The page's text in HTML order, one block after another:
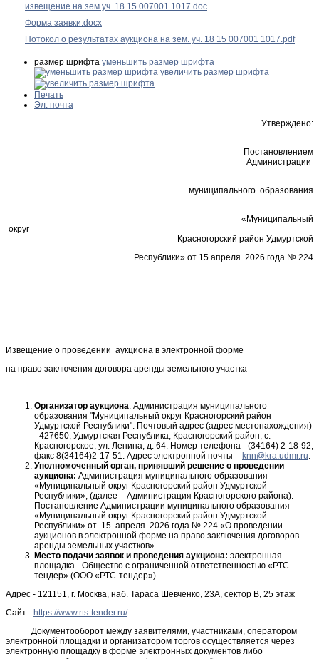
извещение на зем.уч. 18 15 007001 1017.doc
Форма заявки.docx
Потокол о результатах аукциона на зем. уч. 18 15 007001 1017.pdf
размер шрифта уменьшить размер шрифта
увеличить размер шрифта
Печать
Эл. почта
Утверждено:
Постановлением
Администрации
муниципального образования
«Муниципальный
округ
Красногорский район Удмуртской
Республики» от 15 апреля 2026 года № 224
Извещение о проведении аукциона в электронной форме
на право заключения договора аренды земельного участка
Организатор аукциона: Администрация муниципального
образования "Муниципальный округ Красногорский район
Удмуртской Республики". Почтовый адрес (адрес местонахождения)
- 427650, Удмуртская Республика, Красногорский район, с.
Красногорское, ул. Ленина, д. 64. Номер телефона - (34164) 2-18-92,
факс 8(34164)2-17-51. Адрес электронной почты –
.
Уполномоченный орган, принявший решение о проведении
аукциона: Администрация муниципального образования
«Муниципальный округ Красногорский район Удмуртской
Республики», (далее – Администрация Красногорского района).
Постановление Администрации муниципального образования
«Муниципальный округ Красногорский район Удмуртской
Республики» от 15 апреля 2026 года № 224 «О проведении
аукционов в электронной форме на право заключения договоров
аренды земельных участков».
Место подачи заявок и проведения аукциона: электронная
площадка - Общество с ограниченной ответственностью «РТС-
тендер» (ООО «РТС-тендер»).
Адрес - 121151, г. Москва, наб. Тараса Шевченко, 23А, сектор B, 25 этаж
Сайт - https://www.rts-tender.ru/.
Документооборот между заявителями, участниками, оператором
электронной площадки и организатором торгов осуществляется через
электронную площадку в форме электронных документов либо